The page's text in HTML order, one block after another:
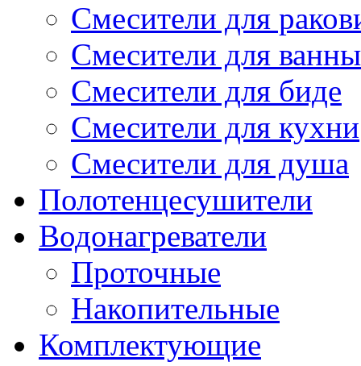
Смесители для
Смесители для ванны
Смесители для биде
Смесители для кухни
Смесители для душа
Полотенцесушители
Водонагреватели
Проточные
Накопительные
Комплектующие